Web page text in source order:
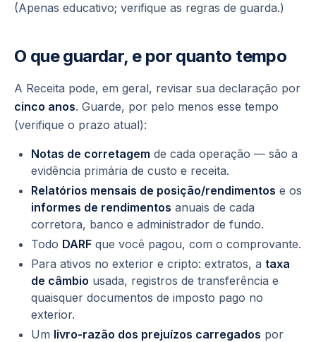
(Apenas educativo; verifique as regras de guarda.)
O que guardar, e por quanto tempo
A Receita pode, em geral, revisar sua declaração por
cinco anos. Guarde, por pelo menos esse tempo
(verifique o prazo atual):
Notas de corretagem de cada operação — são a
evidência primária de custo e receita.
Relatórios mensais de posição/rendimentos e os
informes de rendimentos anuais de cada
corretora, banco e administrador de fundo.
Todo DARF que você pagou, com o comprovante.
Para ativos no exterior e cripto: extratos, a taxa
de câmbio usada, registros de transferência e
quaisquer documentos de imposto pago no
exterior.
Um livro-razão dos prejuízos carregados por